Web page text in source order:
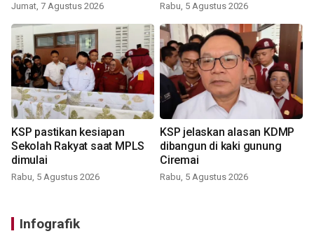
Jumat, 7 Agustus 2026 Rabu, 5 Agustus 2026
KSP pastikan kesiapan
Sekolah Rakyat saat MPLS
dimulai
Rabu, 5 Agustus 2026
KSP jelaskan alasan KDMP
dibangun di kaki gunung
Ciremai
Rabu, 5 Agustus 2026
Infografik